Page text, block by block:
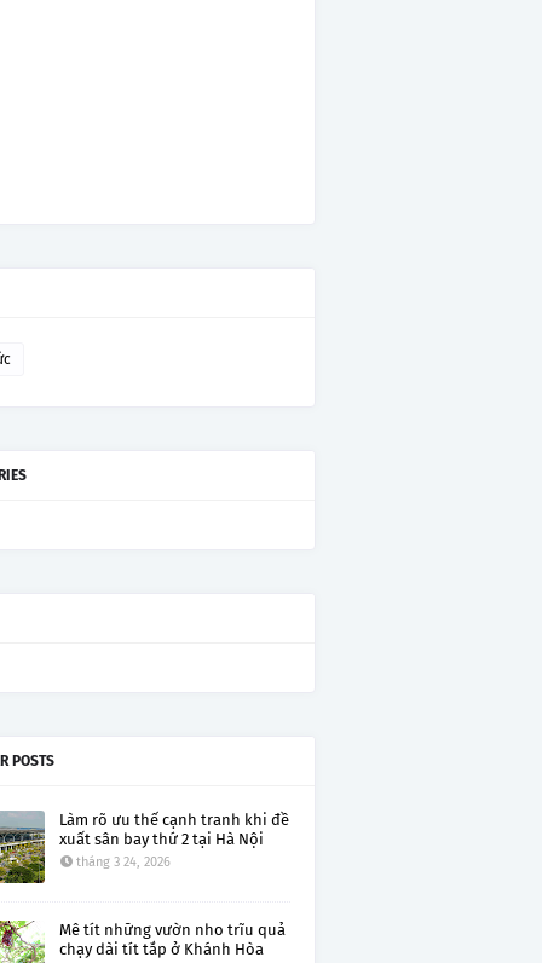
POSTS
Làm rõ ưu thế cạnh tranh khi đề
xuất sân bay thứ 2 tại Hà Nội
tháng 3 24, 2026
Mê tít những vườn nho trĩu quả
chạy dài tít tắp ở Khánh Hòa